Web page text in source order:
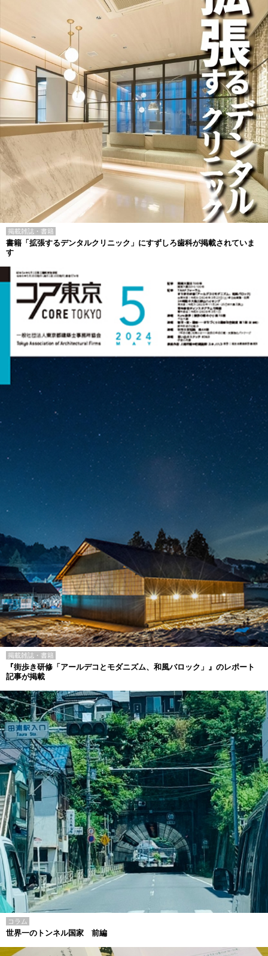
掲載雑誌・書籍
書籍「拡張するデンタルクリニック」にすずしろ歯科が掲載されていま
す
掲載雑誌・書籍
『街歩き研修「アールデコとモダニズム、和風バロック」』のレポート
記事が掲載
コラム
世界一のトンネル国家 前編